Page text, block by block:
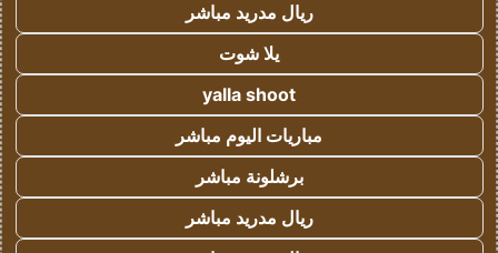
ريال مدريد مباشر
يلا شوت
yalla shoot
مباريات اليوم مباشر
برشلونة مباشر
ريال مدريد مباشر